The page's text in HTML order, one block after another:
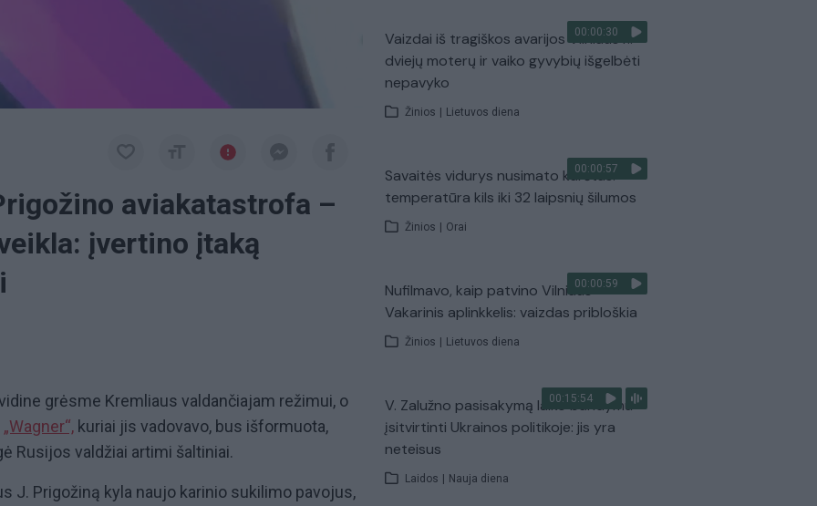
aviakatastrofa –
įvertino įtaką
grėsme Kremliaus valdančiajam režimui, o
„Wagner“, kuriai jis vadovavo, bus išformuota,
Rusijos valdžiai artimi šaltiniai.
J. Prigožiną kyla naujo karinio sukilimo pavojus,
00:00:30
Vaizdai iš tragiškos avarijos Vilniaus r.:
dviejų moterų ir vaiko gyvybių išgelbėti
nepavyko
Žinios Lietuvos diena
00:00:57
Savaitės vidurys nusimato karštas:
temperatūra kils iki 32 laipsnių šilumos
Žinios Orai
00:00:59
Nufilmavo, kaip patvino Vilniaus
Vakarinis aplinkkelis: vaizdas pribloškia
Žinios Lietuvos diena
00:15:54
V. Zalužno pasisakymą laiko bandymu
įsitvirtinti Ukrainos politikoje: jis yra
neteisus
Laidos Nauja diena